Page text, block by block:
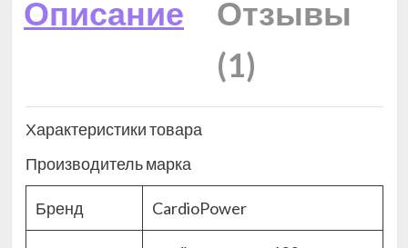
Описание
Отзывы
(1)
Характеристики товара
Производитель марка
Бренд CardioPower